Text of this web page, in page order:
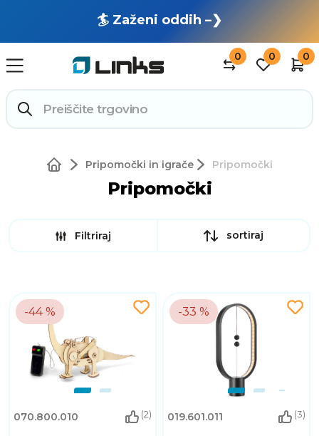
🏄 Zaženi oddih –❯
0 0 0
Pripomočki in igrače Pripomočki
Pripomočki
Filtriraj sortiraj
-44 %
070.800.010 (2)
-33 %
019.601.011 (3)